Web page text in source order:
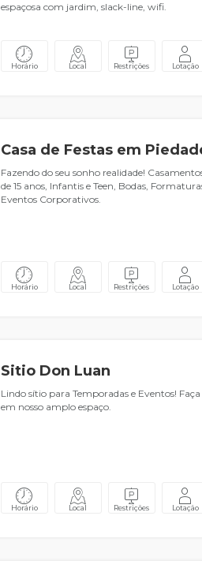
espaçosa com jardim, slack-line, wifi.
Horário Local Restrições Lotação
Casa de Festas em
Fazendo do seu sonho realidade!
de 15 anos, Infantis e Teen, Bodas,
Eventos Corporativos.
Horário Local Restrições Lotação
Sitio Don Luan
Lindo sítio para Temporadas e Eventos! Faça
em nosso amplo espaço.
Horário Local Restrições Lotação